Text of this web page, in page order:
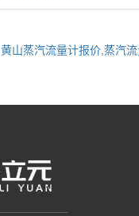
黄山蒸汽流量计报价,蒸汽